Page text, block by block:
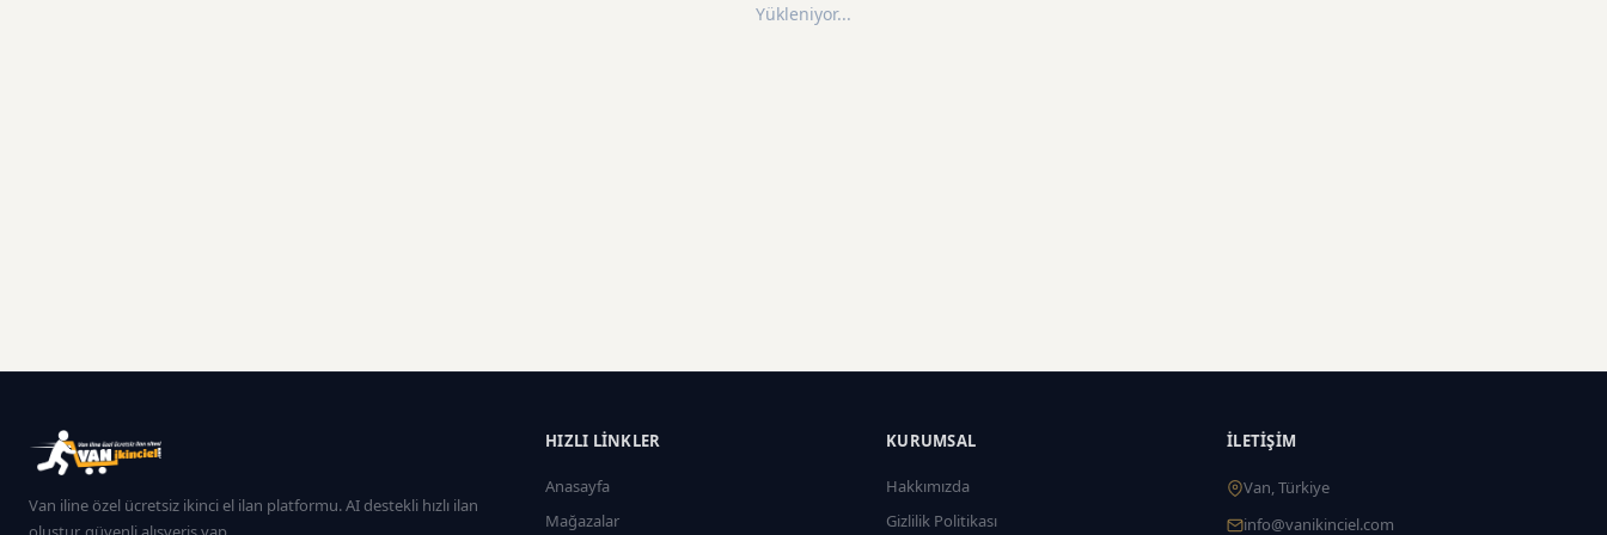
Yükleniyor...
Van iline özel ücretsiz ikinci el ilan platformu. AI destekli hızlı ilan
HIZLI LINKLER
Anasayfa
Mağazalar
KURUMSAL
Hakkımızda
Gizlilik Politikası
İLETIŞIM
Van, Türkiye
info@vanikinciel.com